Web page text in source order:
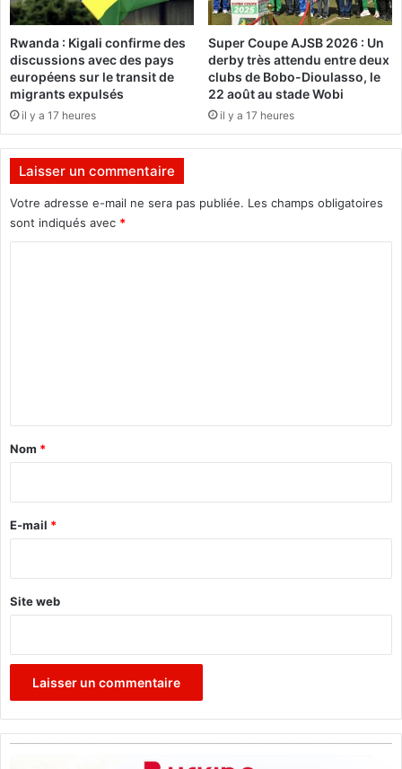
5
a
n
s
d
e
s
n
c
o
l
a
i
r
2
2
-
2
Rwanda : Kigali confirme des
discussions avec des pays
européens sur le transit de
migrants expulsés
il y a 17 heures
Super Coupe AJSB 2026 : Un
derby très attendu entre deux
clubs de Bobo-Dioulasso, le
22 août au stade Wobi
il y a 17 heures
Laisser un commentaire
Votre adresse e-mail ne sera pas publiée. Les champs obligatoires
sont indiqués avec *
a
e
Nom *
E-mail *
Site web